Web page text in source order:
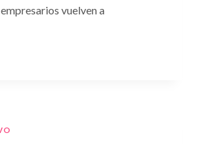
vuelven a